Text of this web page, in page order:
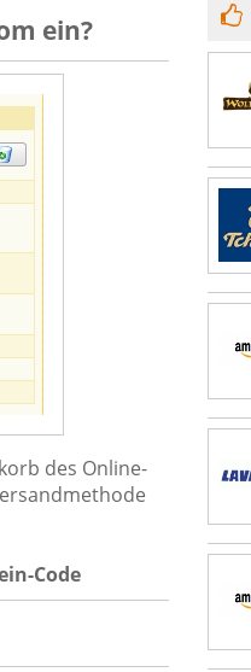
ein?
des Online-
Code